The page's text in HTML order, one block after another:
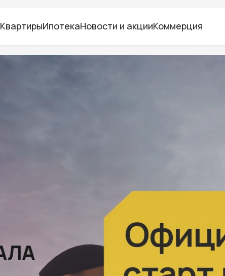
КвартирыИпотекаНовости и акцииКоммерция